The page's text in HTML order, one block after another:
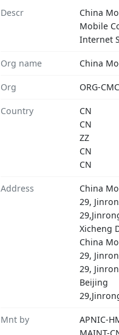
Descr
China
Mobile
Internet
Org name China
Org ORG-
Country
CN
CN
ZZ
CN
CN
Address
China
29,
Xicheng
China
29,
29,
Beijing
Mnt by
APNIC-